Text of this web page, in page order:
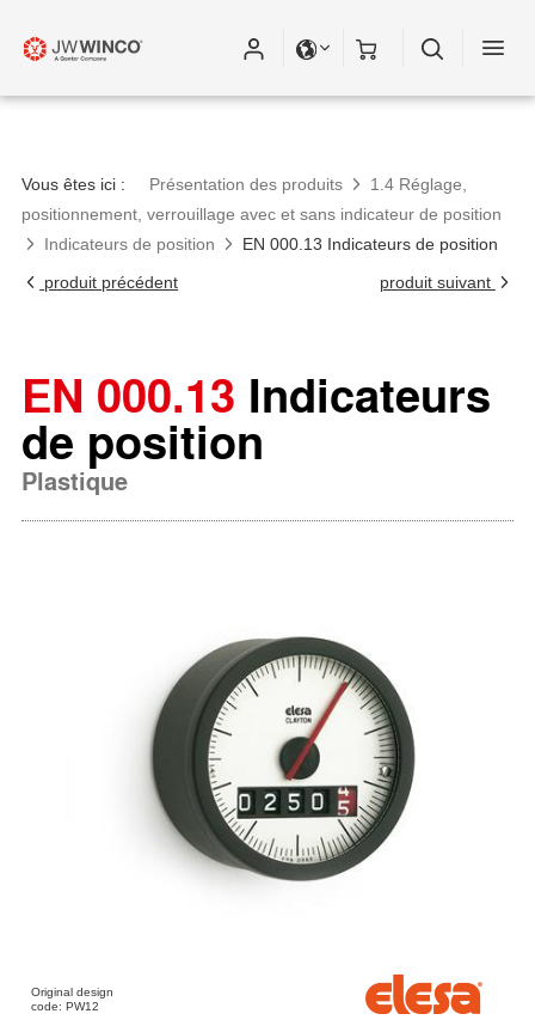
Vous êtes ici : Présentation des produits
1.4 Réglage,
positionnement, verrouillage avec et sans indicateur de position
Indicateurs de position
EN 000.13 Indicateurs de position
produit précédent
produit suivant
EN 000.13 Indicateurs
de position
Plastique
Original design
code: PW12